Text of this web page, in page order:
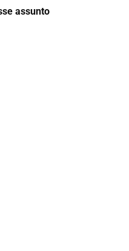
assunto